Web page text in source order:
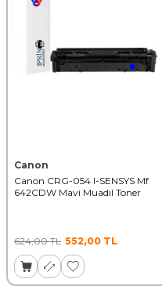
Canon
Canon CRG-054 I-SENSYS Mf
642CDW Mavi Muadil Toner
624,00TL 552,00 TL